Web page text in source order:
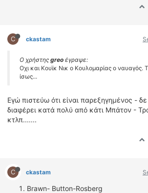
C ckastam
Ο χρήστης greo έγραψε:
Οχι και Κουϊκ Νικ ο Κουλομαρίας ο ναυαγός.
ίσως...
Εγώ πιστεύω ότι είναι παρεξηγημένος -
διαφέρει κατά πολύ από κάτι Μπάτον -
κτλπ.......
C ckastam
Brawn- Button-Rosberg